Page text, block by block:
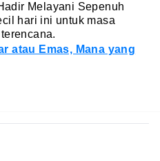
Melayani Sepenuh
hari ini untuk masa
atau Emas, Mana yang